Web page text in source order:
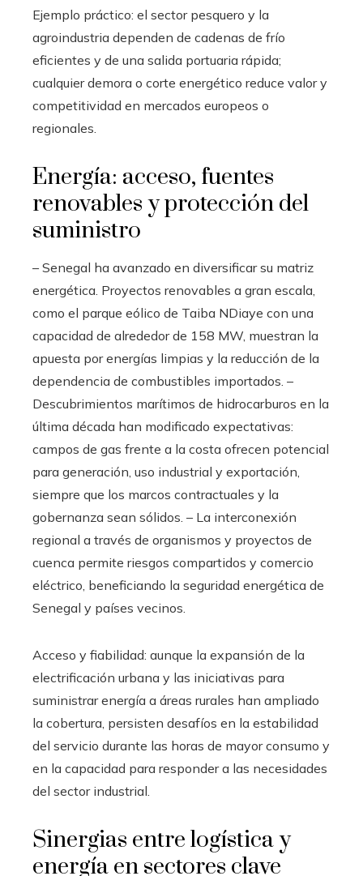
Ejemplo práctico: el sector pesquero y la
agroindustria dependen de cadenas de frío
eficientes y de una salida portuaria rápida;
cualquier demora o corte energético reduce valor y
competitividad en mercados europeos o
regionales.
Energía: acceso, fuentes
renovables y protección del
suministro
– Senegal ha avanzado en diversificar su matriz
energética. Proyectos renovables a gran escala,
como el parque eólico de Taiba NDiaye con una
capacidad de alrededor de 158 MW, muestran la
apuesta por energías limpias y la reducción de la
dependencia de combustibles importados. –
Descubrimientos marítimos de hidrocarburos en la
última década han modificado expectativas:
campos de gas frente a la costa ofrecen potencial
para generación, uso industrial y exportación,
siempre que los marcos contractuales y la
gobernanza sean sólidos. – La interconexión
regional a través de organismos y proyectos de
cuenca permite riesgos compartidos y comercio
eléctrico, beneficiando la seguridad energética de
Senegal y países vecinos.
Acceso y fiabilidad: aunque la expansión de la
electrificación urbana y las iniciativas para
suministrar energía a áreas rurales han ampliado
la cobertura, persisten desafíos en la estabilidad
del servicio durante las horas de mayor consumo y
en la capacidad para responder a las necesidades
del sector industrial.
Sinergias entre logística y
energía en sectores clave